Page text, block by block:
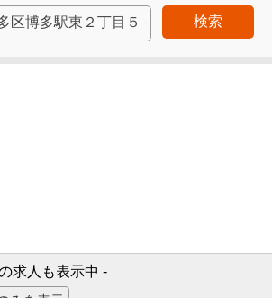
検索
求人も表示中 -